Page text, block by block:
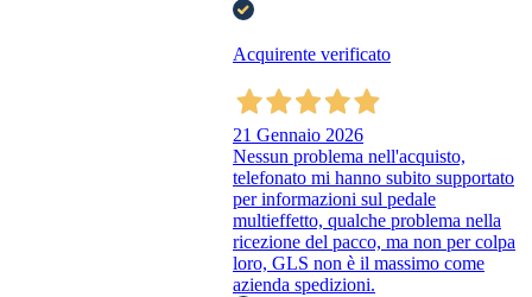
Acquirente verificato
21 Gennaio 2026
Nessun problema nell'acquisto,
telefonato mi hanno subito supportato
per informazioni sul pedale
multieffetto, qualche problema nella
ricezione del pacco, ma non per colpa
loro, GLS non è il massimo come
azienda spedizioni.